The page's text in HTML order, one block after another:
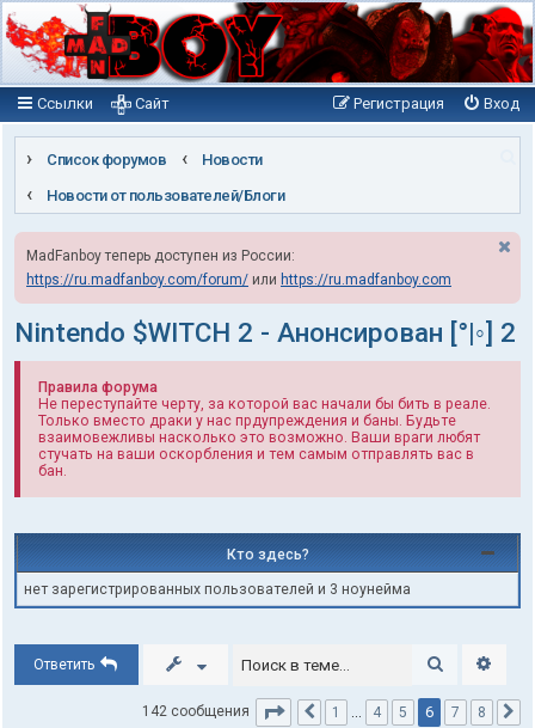
Ссылки Вход
Регистрация
Сайт
Список форумов
Новости
Новости от пользователей/Блоги
MadFanboy теперь доступен из России:
https://ru.madfanboy.com/forum/ или https://ru.madfanboy.com
Nintendo $WITCH 2 - Анонсирован [°|◦] 2
Правила форума
Не переступайте черту, за которой вас начали бы бить в реале.
Только вместо драки у нас прдупреждения и баны. Будьте
взаимовежливы насколько это возможно. Ваши враги любят
стучать на ваши оскорбления и тем самым отправлять вас в
бан.
Кто здесь?
нет зарегистрированных пользователей и 3 ноунейма
Ответить Поиск
142 сообщения Страница из
Пред.
1 … 4 5 6 7 8